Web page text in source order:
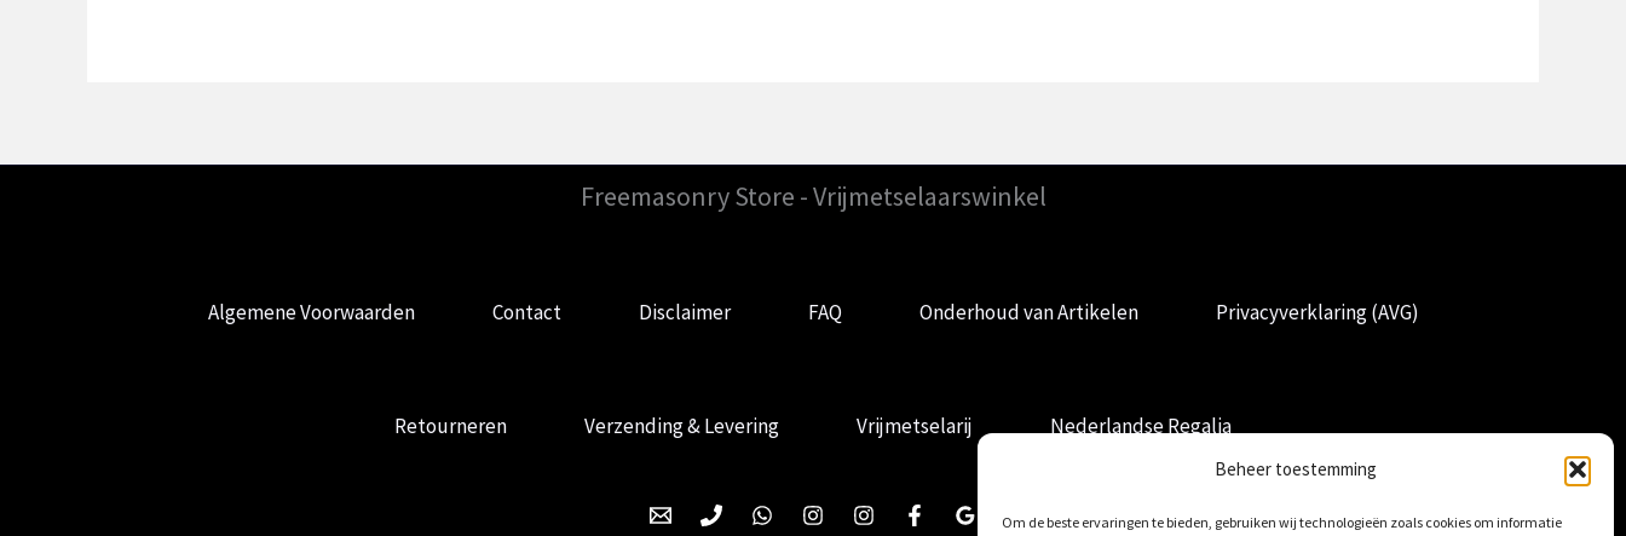
Beheer toestemming
Om de beste ervaringen te bieden, gebruiken wij technologieën zoals cookies om informatie
Freemasonry Store - Vrijmetselaarswinkel
Algemene Voorwaarden Contact Disclaimer FAQ Onderhoud van Artikelen Privacyverklaring (AVG)
Retourneren Verzending & Levering Vrijmetselarij Nederlandse Regalia